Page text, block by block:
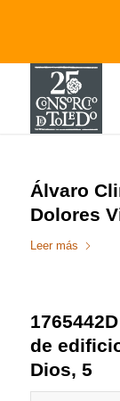
Álvaro
Dolores
Leer más
de
Dios, 5